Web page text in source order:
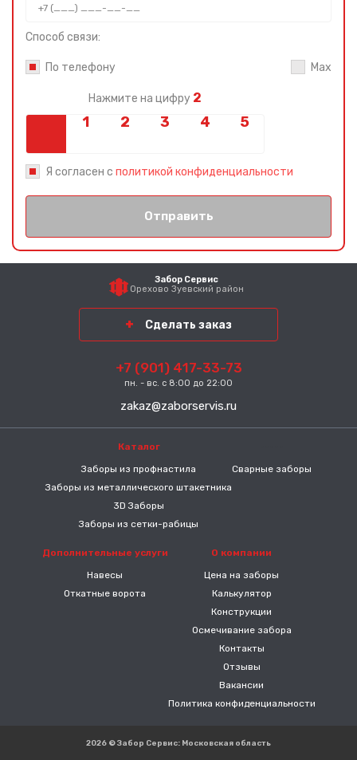
Способ связи:
По телефону Max
Нажмите на цифру 2
Я согласен с политикой конфиденциальности
Отправить
Забор Сервис
Орехово Зуевский район
Сделать заказ
+7 (901) 417-33-73
пн. - вс. с 8:00 до 22:00
zakaz@zaborservis.ru
Каталог
Заборы из профнастила
Заборы из металлического штакетника
3D Заборы
Заборы из сетки-рабицы
Сварные заборы
Дополнительные услуги
Навесы
Откатные ворота
О компании
Цена на заборы
Калькулятор
Конструкции
Осмечивание забора
Контакты
Отзывы
Вакансии
Политика конфиденциальности
2026 © Забор Сервис: Московская область